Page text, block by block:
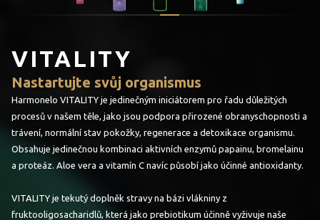
VITALITY
Nastartujte svůj organismus
Harmonelo VITALITY je jedinečným iniciátorem pro řadu důležitých
procesů v našem těle, jako jsou podpora přirozené obranyschopnosti a
trávení, normální stav pokožky, regenerace a detoxikace organismu.
Obsahuje jedinečnou kombinaci aktivních enzymů papainu, bromelainu
a proteáz. Aloe vera a vitamín C navíc působí jako účinné antioxidanty.
VITALITY je tekutý doplněk stravy na bázi vlákniny z
fruktooligosacharidlů, která jako prebiotikum účinně vyživuje naše